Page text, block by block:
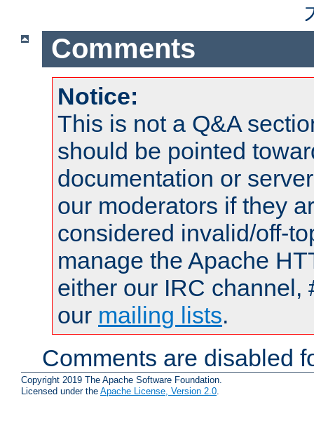
Comments
Notice:
This is not a Q&A
should be pointed
documentation or
our moderators if they
considered invalid/off-
manage the Apache
either our IRC channel,
our mailing lists.
Comments are disabled
Copyright 2019 The Apache Software Foundation.
Licensed under the Apache License, Version 2.0